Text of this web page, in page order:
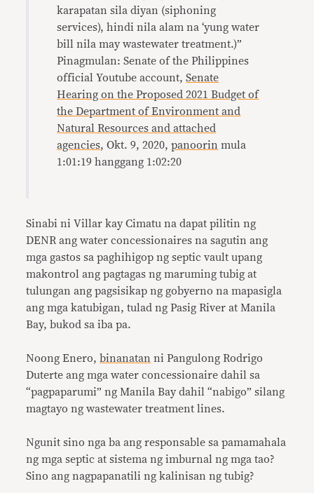
karapatan sila diyan (siphoning
services), hindi nila alam na ‘yung water
bill nila may wastewater treatment.)”
Pinagmulan: Senate of the Philippines
official Youtube account,Senate
Hearing on the Proposed 2021 Budget of
the Department of Environment and
Natural Resources and attached
agencies, Okt. 9, 2020,panoorin mula
1:01:19 hanggang 1:02:20
Sinabi ni Villar kay Cimatu na dapat pilitin ng
DENR ang water concessionaires na sagutin ang
mga gastos sa paghihigop ng septic vault upang
makontrol ang pagtagas ng maruming tubig at
tulungan ang pagsisikap ng gobyerno na mapasigla
ang mga katubigan, tulad ng Pasig River at Manila
Bay, bukod sa iba pa.
Noong Enero,binanatan ni Pangulong Rodrigo
Duterte ang mga water concessionaire dahil sa
“pagpaparumi” ng Manila Bay dahil “nabigo” silang
magtayo ng wastewater treatment lines.
Ngunit sino nga ba ang responsable sa pamamahala
ng mga septic at sistema ng imburnal ng mga tao?
Sino ang nagpapanatili ng kalinisan ng tubig?